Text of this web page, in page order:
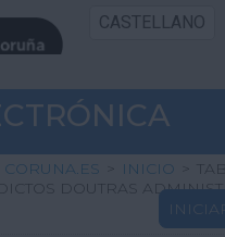
CASTELLANO
INICIO SEDE
INICIO
PÚBLICA
CORUNA.ES > INICIO >
DOUTRAS